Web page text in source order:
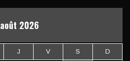
août 2026
J V S D